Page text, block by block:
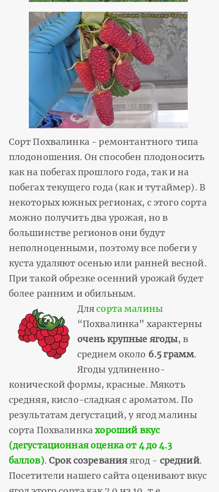
Сорт Похвалинка - ремонтантного типа
плодоношения. Он способен плодоносить
как на побегах прошлого года, так и на
побегах текущего года (как и тутаймер). В
некоторых южных регионах, с этого сорта
можно получить два урожая, но в
большинстве регионов они будут
неполноценными, поэтому все побеги у
куста удаляют осенью или ранней весной.
При такой обрезке осенний урожай будет
более ранним и обильным.
Длясорта малины
“Похвалинка” характерны
очень крупные ягоды, в
среднем около 6.5 грамм.
Ягоды удлиненно-
конической формы, красные. Мякоть
средняя, кисло-сладкая с ароматом. По
результатам дегустаций, у ягод малины
сорта Похвалинкахороший вкус
(дегустационная оценка от 4 до 4.3
баллов).Срок созреванияягод - средний.
Посетители нашего сайта оценивают вкус